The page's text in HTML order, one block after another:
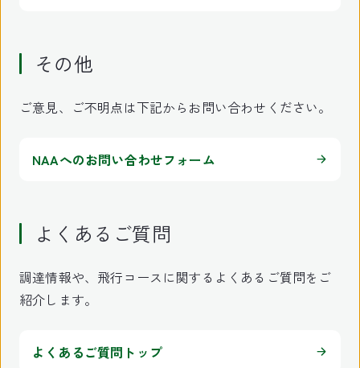
その他
ご意見、ご不明点は下記からお問い合わせください。
NAAへのお問い合わせフォーム
よくあるご質問
調達情報や、飛行コースに関するよくあるご質問をご
紹介します。
よくあるご質問トップ